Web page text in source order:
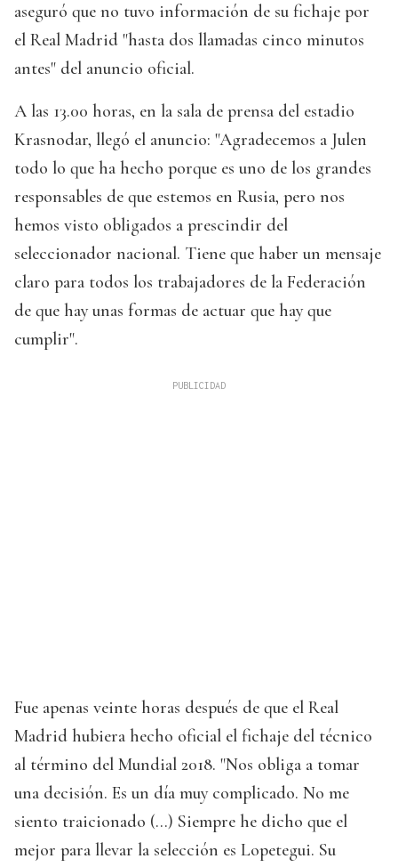
aseguró que no tuvo información de su fichaje por
el Real Madrid "hasta dos llamadas cinco minutos
antes" del anuncio oficial.
A las 13.00 horas, en la sala de prensa del estadio
Krasnodar, llegó el anuncio: "Agradecemos a Julen
todo lo que ha hecho porque es uno de los grandes
responsables de que estemos en Rusia, pero nos
hemos visto obligados a prescindir del
seleccionador nacional. Tiene que haber un mensaje
claro para todos los trabajadores de la Federación
de que hay unas formas de actuar que hay que
cumplir".
Fue apenas veinte horas después de que el Real
Madrid hubiera hecho oficial el fichaje del técnico
al término del Mundial 2018. "Nos obliga a tomar
una decisión. Es un día muy complicado. No me
siento traicionado (...) Siempre he dicho que el
mejor para llevar la selección es Lopetegui. Su